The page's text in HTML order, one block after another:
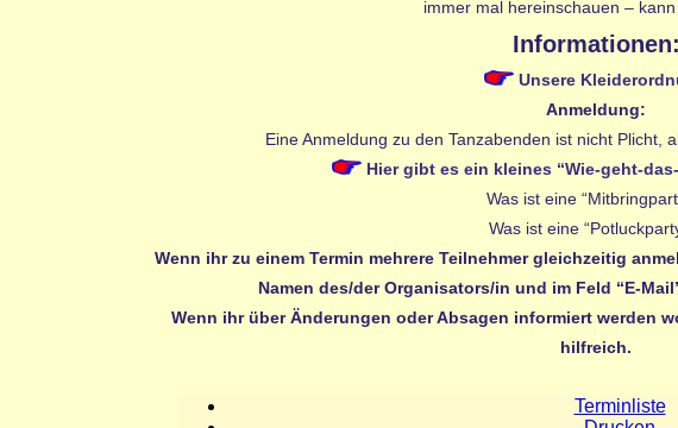
immer mal hereinschauen –
Informationen:
Unsere
Anmeldung:
Eine Anmeldung zu den Tanzabenden ist nicht Plicht,
Hier gibt es ein kleines “Wie-geht-
Was ist eine
Was ist eine
Wenn ihr zu einem Termin mehrere Teilnehmer gleichzeitig
Namen des/der Organisators/in und im Feld “E-
Wenn ihr über Änderungen oder Absagen informiert werden
hilfreich.